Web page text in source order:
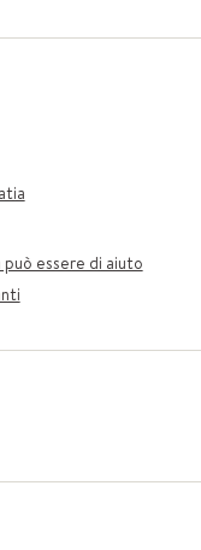
essere di aiuto